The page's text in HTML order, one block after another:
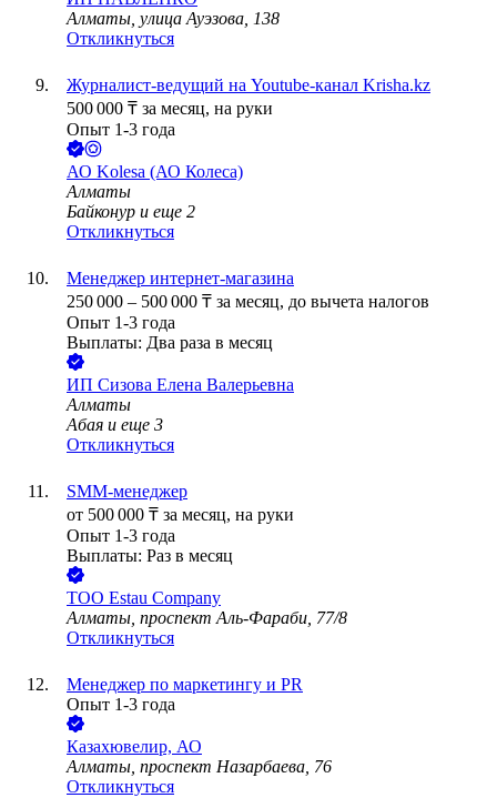
Алматы, улица Ауэзова, 138
Откликнуться
Журналист-ведущий на Youtube-канал Krisha.kz
500 000 ₸ за месяц, на руки
Опыт 1-3 года
АО Kolesa (АО Колеса)
Алматы
Байконур и еще 2
Откликнуться
Менеджер интернет-магазина
250 000 – 500 000 ₸ за месяц, до вычета налогов
Опыт 1-3 года
Выплаты: Два раза в месяц
ИП Сизова Елена Валерьевна
Алматы
Абая и еще 3
Откликнуться
SMM-менеджер
от 500 000 ₸ за месяц, на руки
Опыт 1-3 года
Выплаты: Раз в месяц
ТОО Estau Company
Алматы, проспект Аль-Фараби, 77/8
Откликнуться
Менеджер по маркетингу и PR
Опыт 1-3 года
Казахювелир, АО
Алматы, проспект Назарбаева, 76
Откликнуться